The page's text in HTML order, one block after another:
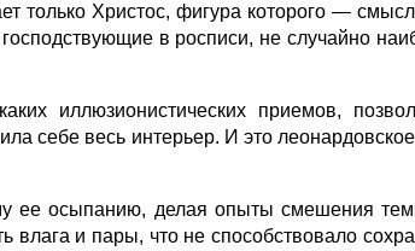
только Христос, фигура которого —
в росписи, не случайно
иллюзионистических приемов,
себе весь интерьер. И это
ее осыпанию, делая опыты смешения
влага и пары, что не способствовало